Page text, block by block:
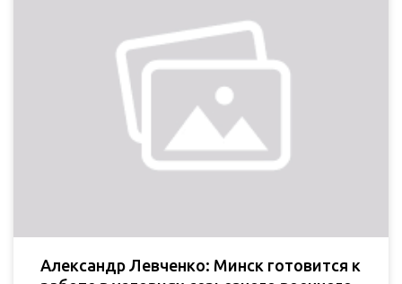
Александр Левченко: Минск готовится к